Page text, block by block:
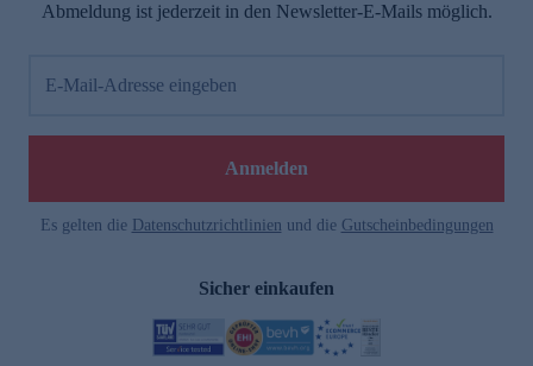
Abmeldung ist jederzeit in den Newsletter-E-Mails möglich.
E-Mail-Adresse eingeben
Anmelden
Es gelten die Datenschutzrichtlinien und die Gutscheinbedingungen
Sicher einkaufen